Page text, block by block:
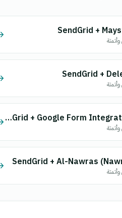
SendGrid +
SendGrid +
SendGrid + Google Form Integration
SendGrid + Al-Nawras